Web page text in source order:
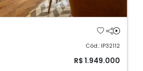
Cód.: IP32112
R$ 1.949.000